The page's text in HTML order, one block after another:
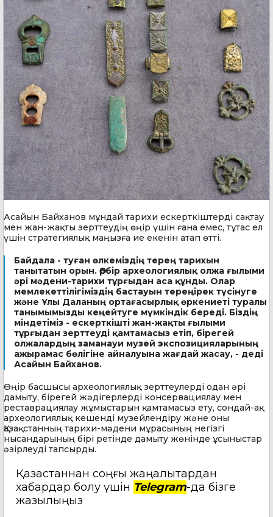
Асайын Байханов мұндай тарихи ескерткіштерді сақтау
мен жан-жақты зерттеудің өңір үшін ғана емес, тұтас ел
үшін стратегиялық маңызға ие екенін атап өтті.
Байдала - туған өлкеміздің терең тарихын
танытатын орын. Әрбір археологиялық олжа ғылыми
әрі мәдени-тарихи тұрғыдан аса құнды. Олар
мемлекеттілігіміздің бастауын тереңірек түсінуге
және Ұлы Даланың ортағасырлық өркениеті туралы
танымымызды кеңейтуге мүмкіндік береді. Біздің
міндетіміз - ескерткішті жан-жақты ғылыми
тұрғыдан зерттеуді қамтамасыз етіп, бірегей
олжалардың заманауи музей экспозицияларының
ажырамас бөлігіне айналуына жағдай жасау, - деді
Асайын Байханов.
Өңір басшысы археологиялық зерттеулерді одан әрі
дамыту, бірегей жәдігерлерді консервациялау мен
реставрациялау жұмыстарын қамтамасыз ету, сондай-ақ
археологиялық кешенді музейлендіру және оны
Қазақстанның тарихи-мәдени мұрасының негізгі
нысандарының бірі ретінде дамыту жөнінде ұсыныстар
әзірлеуді тапсырды.
Қазақстаннан соңғы жаңалықтардан
хабардар болу үшін Telegram-да бізге
жазылыңыз